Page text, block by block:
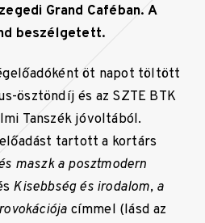
Grand Caféban. A
beszélgetett.
öt napot töltött
ösztöndíj és az SZTE BTK
Tanszék jóvoltából.
tartott a kortárs
maszk a posztmodern
Kisebbség és irodalom, a
címmel (lásd az